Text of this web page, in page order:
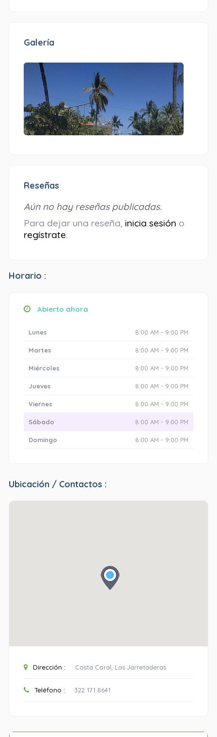
Galería
Reseñas
Aún no hay reseñas publicadas.
Para dejar una reseña, inicia sesión o
regístrate.
Horario :
Abierto ahora
Lunes 8:00 AM - 9:00 PM
Martes 8:00 AM - 9:00 PM
Miércoles 8:00 AM - 9:00 PM
Jueves 8:00 AM - 9:00 PM
Viernes 8:00 AM - 9:00 PM
Sábado 8:00 AM - 9:00 PM
Domingo 8:00 AM - 9:00 PM
Ubicación / Contactos :
Dirección : Costa Coral, Las Jarretaderas
Teléfono : 322 171 8641